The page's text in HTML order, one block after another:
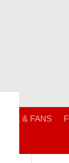
& FANS